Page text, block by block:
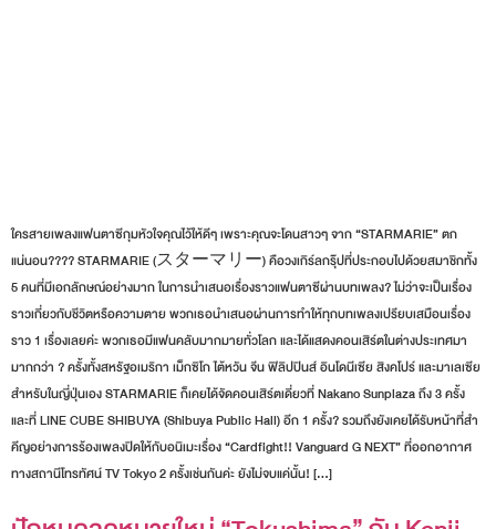
ใครสายเพลงแฟนตาซีกุมหัวใจคุณไว้ให้ดีๆ เพราะคุณจะโดนสาวๆ จาก “STARMARIE” ตก
แน่นอน???? STARMARIE (スターマリー) คือวงเกิร์ลกรุ๊ปที่ประกอบไปด้วยสมาชิกทั้ง
5 คนที่มีเอกลักษณ์อย่างมาก ในการนำเสนอเรื่องราวแฟนตาซีผ่านบทเพลง? ไม่ว่าจะเป็นเรื่อง
ราวเกี่ยวกับชีวิตหรือความตาย พวกเธอนำเสนอผ่านการทำให้ทุกบทเพลงเปรียบเสมือนเรื่อง
ราว 1 เรื่องเลยค่ะ พวกเธอมีแฟนคลับมากมายทั่วโลก และได้แสดงคอนเสิร์ตในต่างประเทศมา
มากกว่า ? ครั้งทั้งสหรัฐอเมริกา เม็กซิโก ไต้หวัน จีน ฟิลิปปินส์ อินโดนีเซีย สิงคโปร์ และมาเลเซีย
สำหรับในญี่ปุ่นเอง STARMARIE ก็เคยได้จัดคอนเสิร์ตเดี่ยวที่ Nakano Sunplaza ถึง 3 ครั้ง
คีญอย่างการร้องเพลงปิดให้กับอนิเมะเรื่อง “Cardfight!! Vanguard G NEXT” ที่ออกอากาศ